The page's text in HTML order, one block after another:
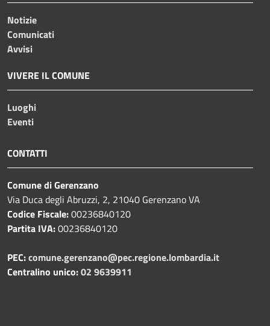
Notizie
Comunicati
Avvisi
VIVERE IL COMUNE
Luoghi
Eventi
CONTATTI
Comune di Gerenzano
Via Duca degli Abruzzi, 2, 21040 Gerenzano VA
Codice Fiscale:00236840120
Partita IVA:00236840120
PEC:comune.gerenzano@pec.regione.lombardia.it
Centralino unico:02 9639911